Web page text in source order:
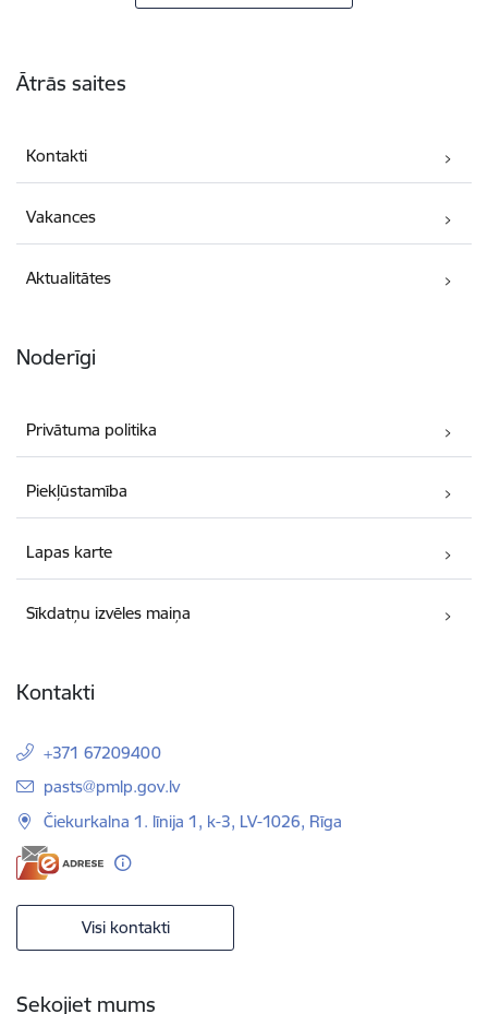
Ātrās saites
Kontakti
Vakances
Aktualitātes
Noderīgi
Privātuma politika
Piekļūstamība
Lapas karte
Sīkdatņu izvēles maiņa
Kontakti
+371 67209400
E-pasts:
pasts@pmlp.gov.lv
Čiekurkalna 1. līnija 1, k-3, LV-1026, Rīga
Visi kontakti
Sekojiet mums